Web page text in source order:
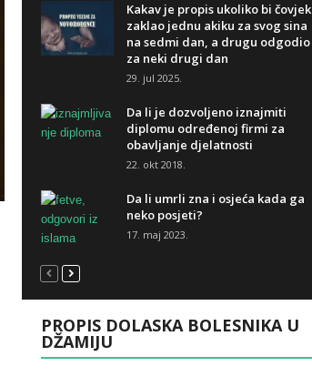
Kakav je propis ukoliko bi čovjek
zaklao jednu akiku za svog sina
na sedmi dan, a drugu odgodio
za neki drugi dan
29. jul 2025.
Da li je dozvoljeno iznajmiti
diplomu određenoj firmi za
obavljanje djelatnosti
22. okt 2018.
Da li umrli zna i osjeća kada ga
neko posjeti?
17. maj 2023.
PROPIS DOLASKA BOLESNIKA U
DŽAMIJU